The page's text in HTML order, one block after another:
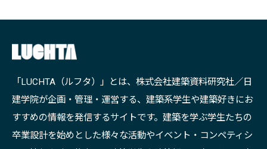
「LUCHTA（ルフタ）」とは、株式会社建築資料研究社／日
建学院が企画・管理・運営する、建築系学生や建築好きにお
すすめの情報を発信するサイトです。建築を学ぶ学生たちの
卒業設計を始めとした様々な活動やイベント・コンペティシ